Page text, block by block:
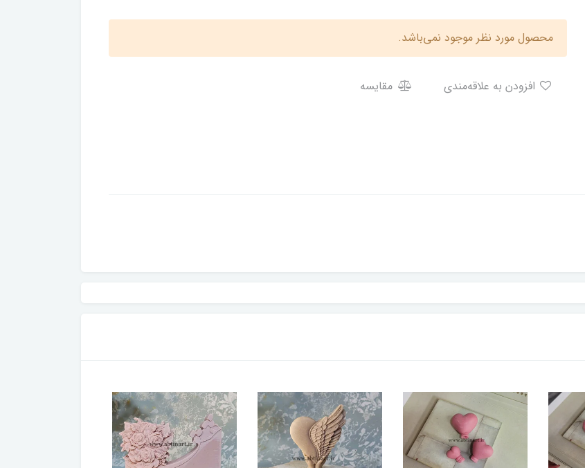
محصول مورد نظر موجود نمی‌باشد.
مقایسه